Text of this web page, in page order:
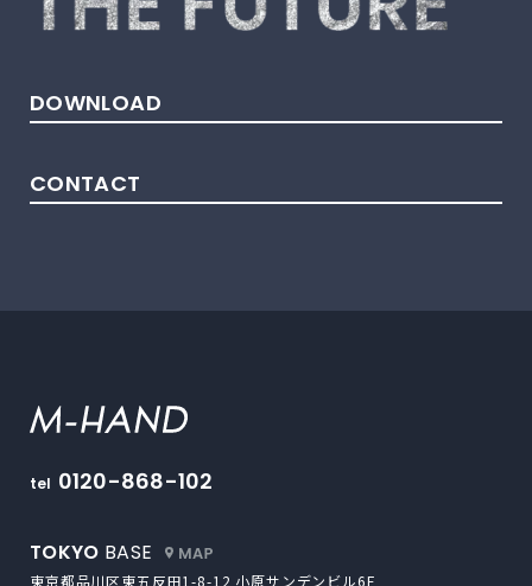
DOWNLOAD
CONTACT
tel 0120-868-102
TOKYO BASE 外部サイトにリンクします
東京都品川区東五反田1-8-12 小原サンデンビル6F